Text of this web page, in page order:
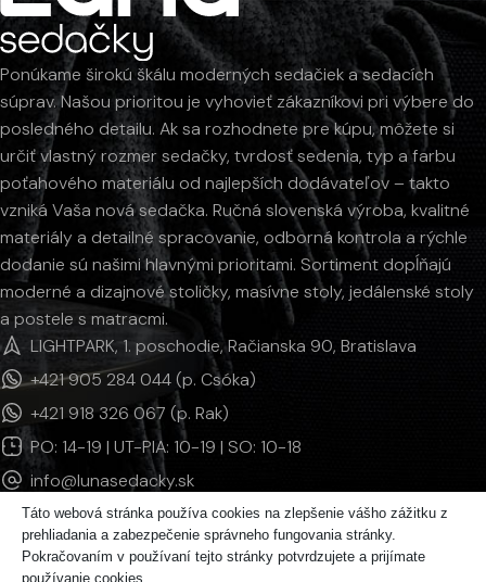
Ponúkame širokú škálu moderných sedačiek a sedacích
súprav. Našou prioritou je vyhovieť zákazníkovi pri výbere do
posledného detailu. Ak sa rozhodnete pre kúpu, môžete si
určiť vlastný rozmer sedačky, tvrdosť sedenia, typ a farbu
poťahového materiálu od najlepších dodávateľov – takto
vzniká Vaša nová sedačka. Ručná slovenská výroba, kvalitné
materiály a detailné spracovanie, odborná kontrola a rýchle
dodanie sú našimi hlavnými prioritami. Sortiment dopĺňajú
moderné a dizajnové stoličky, masívne stoly, jedálenské stoly
a postele s matracmi.
LIGHTPARK, 1. poschodie, Račianska 90, Bratislava
+421 905 284 044 (p. Csóka)
+421 918 326 067 (p. Rak)
PO: 14-19 | UT-PIA: 10-19 | SO: 10-18
info@lunasedacky.sk
INFORMÁCIE
Táto webová stránka používa cookies na zlepšenie vášho zážitku z
prehliadania a zabezpečenie správneho fungovania stránky.
Pokračovaním v používaní tejto stránky potvrdzujete a prijímate
používanie cookies.